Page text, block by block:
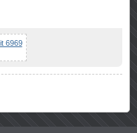
6969